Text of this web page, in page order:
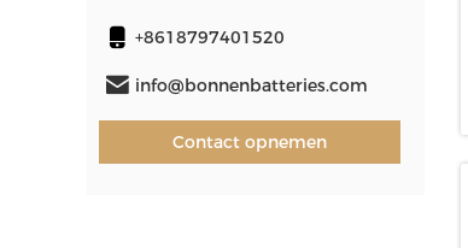
+8618797401520
info@bonnenbatteries.com
Contact opnemen